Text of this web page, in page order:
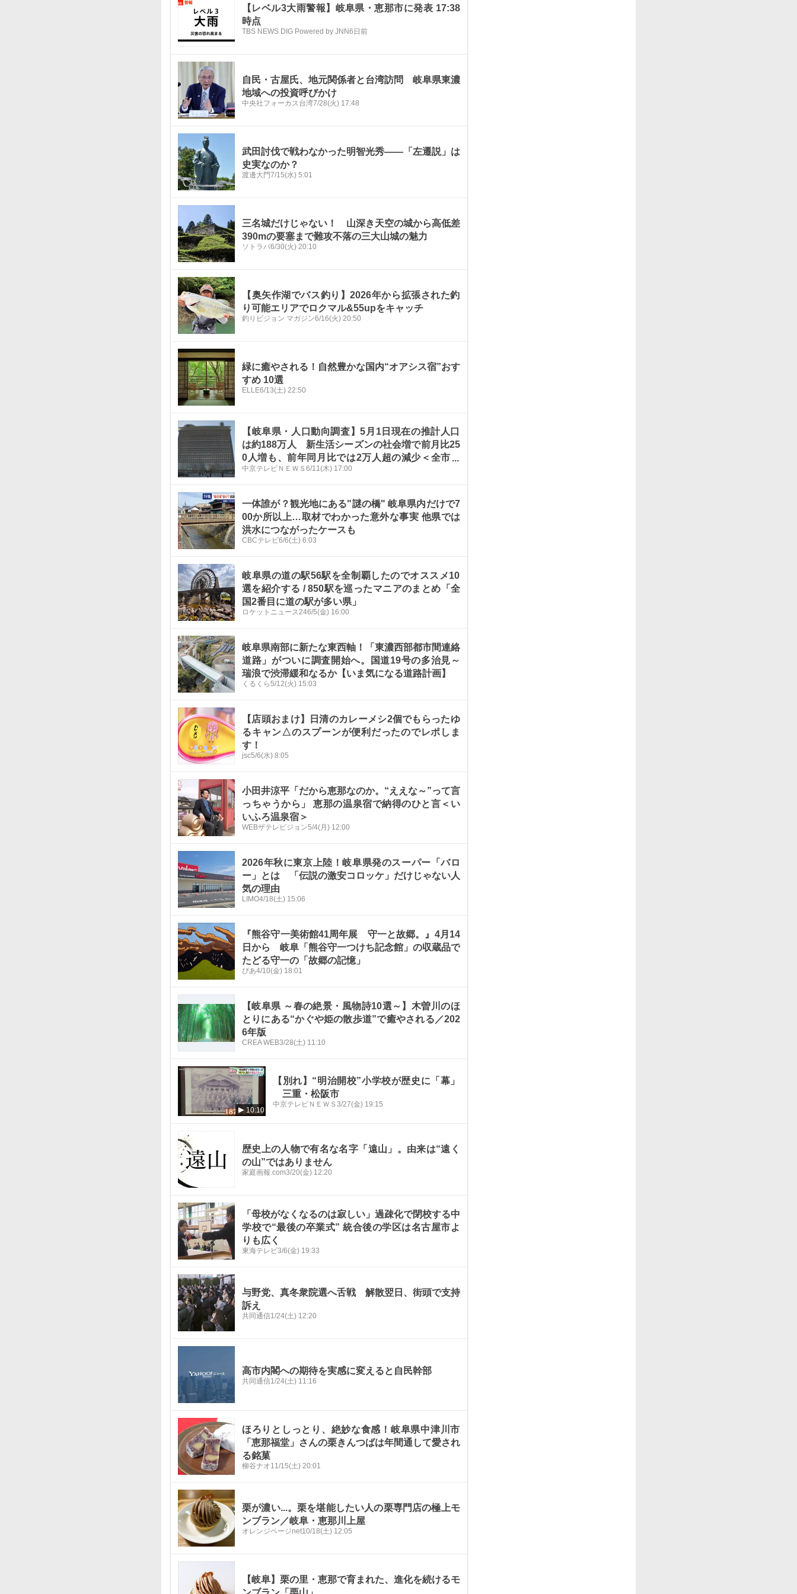
【レベル3大雨警報】岐阜県・恵那市に発表 17:38
時点
TBS NEWS DIG Powered by JNN6日前
自民・古屋氏、地元関係者と台湾訪問 岐阜県東濃
地域への投資呼びかけ
中央社フォーカス台湾7/28(火) 17:48
武田討伐で戦わなかった明智光秀――「左遷説」は
史実なのか？
渡邊大門7/15(水) 5:01
三名城だけじゃない！ 山深き天空の城から高低差
390mの要塞まで難攻不落の三大山城の魅力
ソトラバ6/30(火) 20:10
【奥矢作湖でバス釣り】2026年から拡張された釣
り可能エリアでロクマル&55upをキャッチ
釣りビジョン マガジン6/16(火) 20:50
緑に癒やされる！自然豊かな国内“オアシス宿”おす
すめ 10選
ELLE6/13(土) 22:50
【岐阜県・人口動向調査】5月1日現在の推計人口
は約188万人 新生活シーズンの社会増で前月比25
0人増も、前年同月比では2万人超の減少＜全市町
村のデータ掲載＞
中京テレビＮＥＷＳ 6/11(木) 17:00
一体誰が？観光地にある"謎の橋" 岐阜県内だけで7
00か所以上…取材でわかった意外な事実 他県では
洪水につながったケースも
CBCテレビ6/6(土) 6:03
岐阜県の道の駅56駅を全制覇したのでオススメ10
選を紹介する / 850駅を巡ったマニアのまとめ「全
国2番目に道の駅が多い県」
ロケットニュース246/5(金) 16:00
岐阜県南部に新たな東西軸！「東濃西部都市間連絡
道路」がついに調査開始へ。国道19号の多治見～
瑞浪で渋滞緩和なるか【いま気になる道路計画】
くるくら5/12(火) 15:03
【店頭おまけ】日清のカレーメシ2個でもらったゆ
るキャン△のスプーンが便利だったのでレポしま
す！
jsc5/6(水) 8:05
小田井涼平「だから恵那なのか。“ええな～”って言
っちゃうから」 恵那の温泉宿で納得のひと言＜い
いふろ温泉宿＞
WEBザテレビジョン5/4(月) 12:00
2026年秋に東京上陸！岐阜県発のスーパー「バロ
ー」とは 「伝説の激安コロッケ」だけじゃない人
気の理由
LIMO4/18(土) 15:06
『熊谷守一美術館41周年展 守一と故郷。』4月14
日から 岐阜「熊谷守一つけち記念館」の収蔵品で
たどる守一の「故郷の記憶」
ぴあ4/10(金) 18:01
【岐阜県 ～春の絶景・風物詩10選～】木曽川のほ
とりにある“かぐや姫の散歩道”で癒やされる／202
6年版
CREA WEB3/28(土) 11:10
10:10
【別れ】“明治開校”小学校が歴史に「幕」
三重・松阪市
中京テレビＮＥＷＳ 3/27(金) 19:15
歴史上の人物で有名な名字「遠山」。由来は“遠く
の山”ではありません
家庭画報.com3/20(金) 12:20
「母校がなくなるのは寂しい」過疎化で閉校する中
学校で“最後の卒業式” 統合後の学区は名古屋市よ
りも広く
東海テレビ3/6(金) 19:33
与野党、真冬衆院選へ舌戦 解散翌日、街頭で支持
訴え
共同通信1/24(土) 12:20
高市内閣への期待を実感に変えると自民幹部
共同通信1/24(土) 11:16
ほろりとしっとり、絶妙な食感！岐阜県中津川市
「恵那福堂」さんの栗きんつばは年間通して愛され
る銘菓
柳谷ナオ11/15(土) 20:01
栗が濃い...。栗を堪能したい人の栗専門店の極上モ
ンブラン／岐阜・恵那川上屋
オレンジページnet10/18(土) 12:05
【岐阜】栗の里・恵那で育まれた、進化を続けるモ